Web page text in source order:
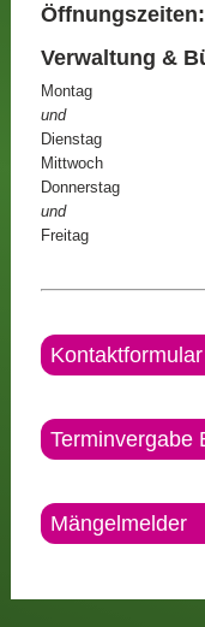
Öffnungszeiten:
Verwaltung &
Montag
und
Dienstag
Mittwoch
Donnerstag
und
Freitag
Kontaktformular
Terminvergabe
Mängelmelder